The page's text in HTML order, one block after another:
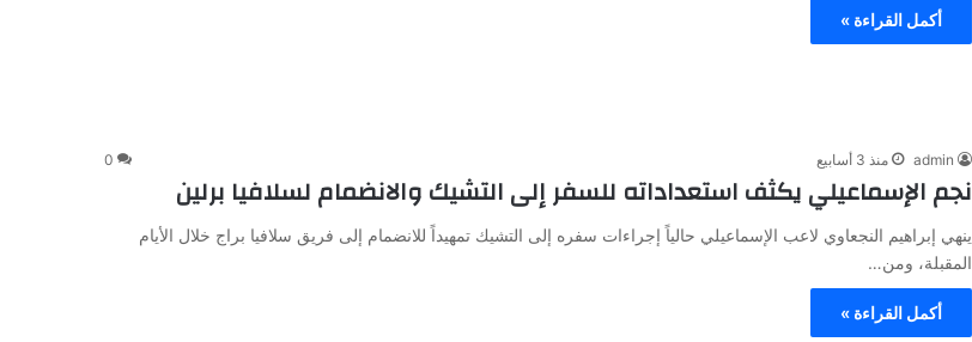
أكمل القراءة »
admin منذ 3 أسابيع 0
نجم الإسماعيلي يكثف استعداداته للسفر إلى التشيك والانضمام لسلافيا برلين
ينهي إبراهيم النجعاوي لاعب الإسماعيلي حالياً إجراءات سفره إلى التشيك تمهيداً للانضمام إلى فريق سلافيا براج خلال الأيام
المقبلة، ومن…
أكمل القراءة »